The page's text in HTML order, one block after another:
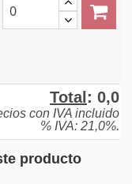
Total : 0,0
con IVA incluido
% IVA: 21,0%.
producto